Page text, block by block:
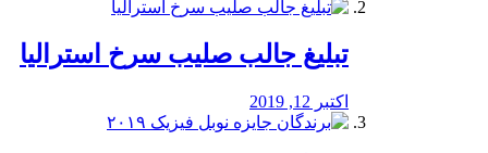
تبلیغ جالب صلیب سرخ استرالیا
اکتبر 12, 2019